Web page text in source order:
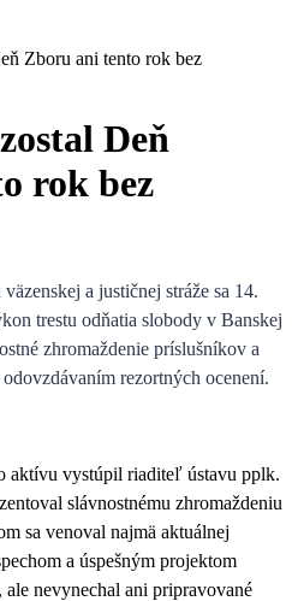
Zboru ani tento rok bez
Deň
rok bez
a justičnej stráže sa 14.
trestu odňatia slobody v Banskej
zhromaždenie príslušníkov a
rezortných ocenení.
aktívu vystúpil riaditeľ ústavu pplk.
slávnostnému zhromaždeniu
sa venoval najmä aktuálnej
a úspešným projektom
nevynechal ani pripravované